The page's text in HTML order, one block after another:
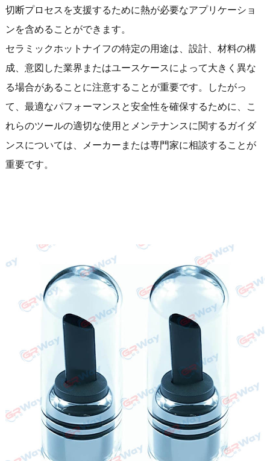
切断プロセスを支援するために熱が必要なアプリケーショ
ンを含めることができます。
セラミックホットナイフの特定の用途は、設計、材料の構
成、意図した業界またはユースケースによって大きく異な
る場合があることに注意することが重要です。したがっ
て、最適なパフォーマンスと安全性を確保するために、こ
れらのツールの適切な使用とメンテナンスに関するガイダ
ンスについては、メーカーまたは専門家に相談することが
重要です。